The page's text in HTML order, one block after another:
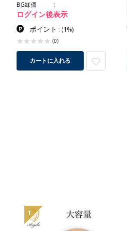
BG卸価
ログイン後表示
ポイント : (1%)
(0)
カートに入れる
1